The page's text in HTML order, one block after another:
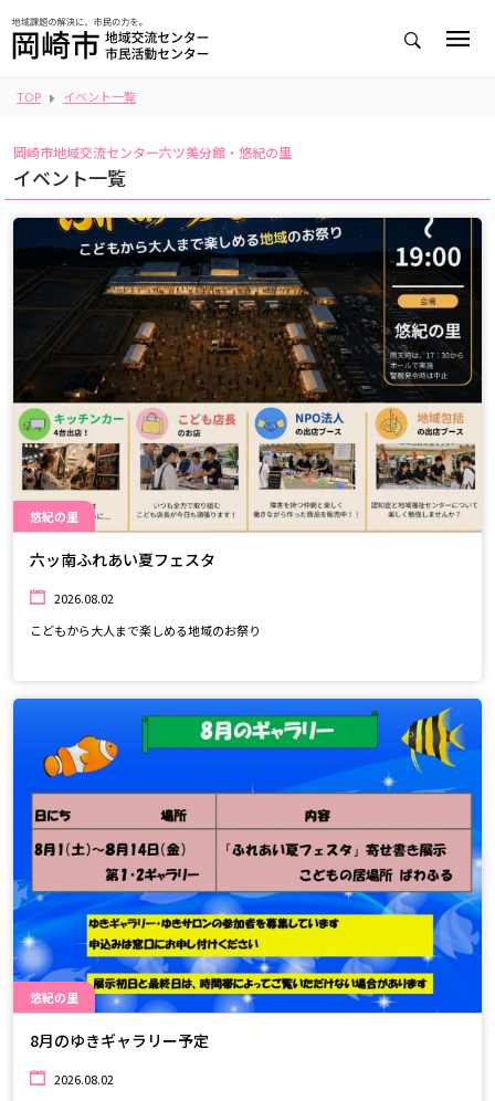
TOP イベント一覧
岡崎市地域交流センター六ツ美分館・悠紀の里
イベント一覧
悠紀の里
六ッ南ふれあい夏フェスタ
2026.08.02
こどもから大人まで楽しめる地域のお祭り
悠紀の里
8月のゆきギャラリー予定
2026.08.02